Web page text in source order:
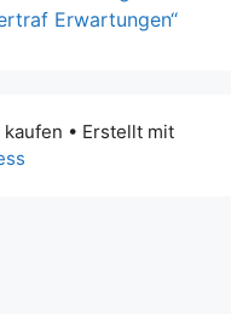
Erwartungen“
• Erstellt mit